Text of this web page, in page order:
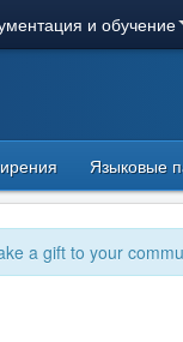
и обучение
Языковые
a gift to your